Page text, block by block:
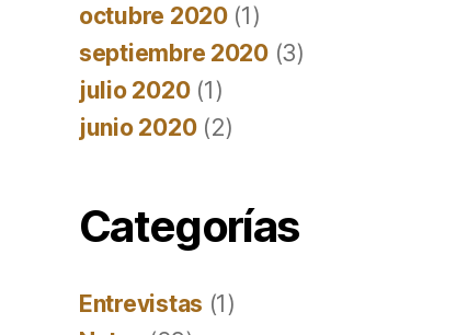
octubre 2020(1)
septiembre 2020(3)
julio 2020(1)
junio 2020(2)
Categorías
Entrevistas (1)